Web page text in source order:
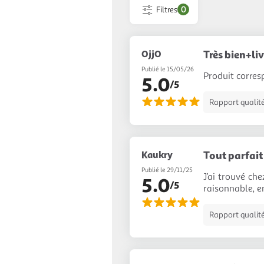
Filtres 0
OjjO
Publié le 15/05/26
5.0/5
Très
Produit
Rapport
Kaukry
Publié le 29/11/25
5.0/5
Tout parfait
J’ai trouvé
raisonnable,
Rapport